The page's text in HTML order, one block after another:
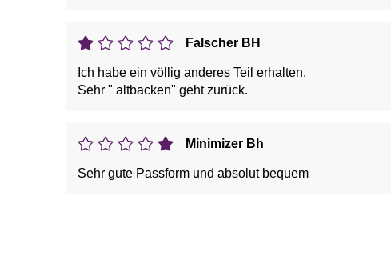
Falscher BH
Ich habe ein völlig anderes Teil erhalten.
Sehr " altbacken" geht zurück.
Minimizer Bh
Sehr gute Passform und absolut bequem